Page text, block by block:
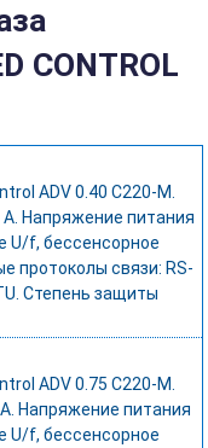
CONTROL
ADV 0.40 C220-M.
Напряжение питания
U/f, бессенсорное
протоколы связи: RS-
Степень защиты
ADV 0.75 C220-M.
Напряжение питания
U/f, бессенсорное